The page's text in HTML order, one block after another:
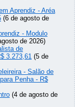
Aprendiz - Aréa
(6 de agosto de
- Modulo
de 2026)
de
3.273,61 (5 de
- Salão de
Penha - R$
(4 de agosto de